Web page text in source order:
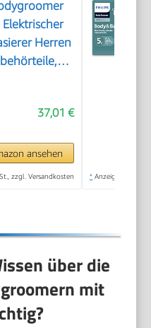
Elektrischer
Herren
Min Akku,
Grau
37,01 €
ansehen
zzgl. Versandkosten * Anzeige
über die
mit